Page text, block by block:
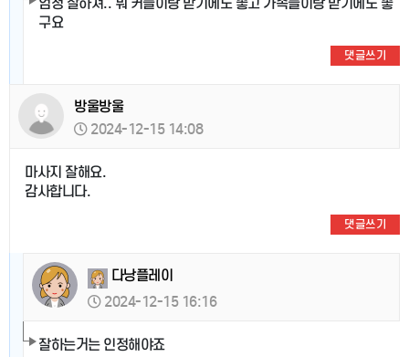
구요
댓글쓰기
방울방울
2024-12-15 14:08
마사지 잘해요.
감사합니다.
댓글쓰기
다낭플레이
2024-12-15 16:16
잘하는거는 인정해야죠